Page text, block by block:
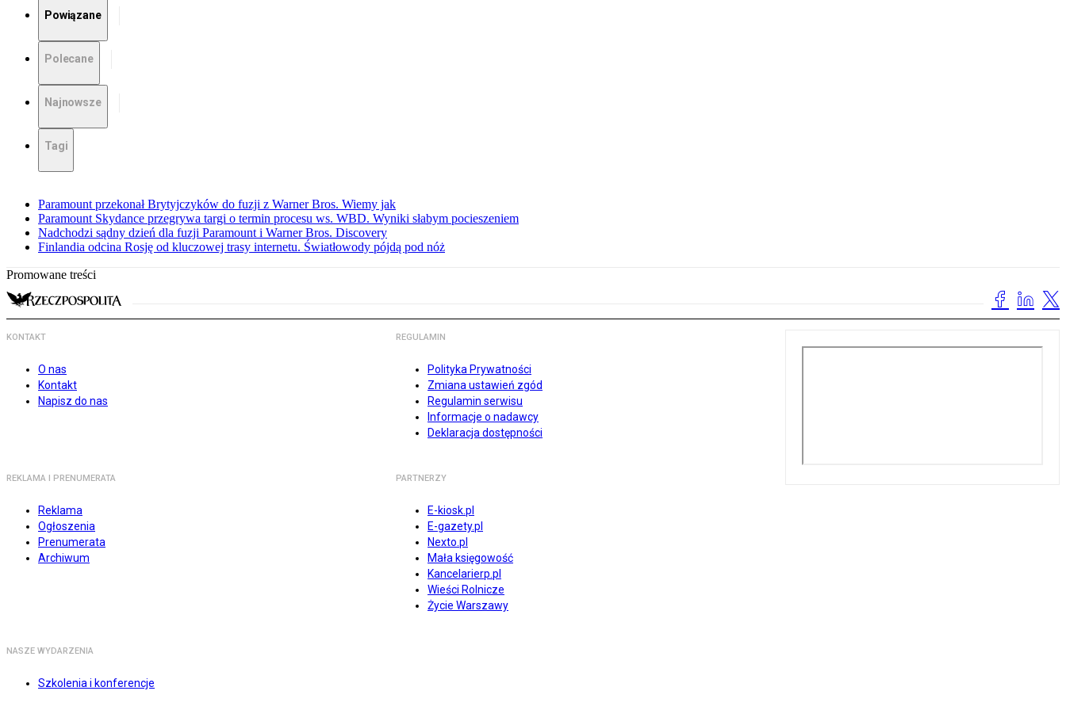
Powiązane
Polecane
Najnowsze
Tagi
Paramount przekonał Brytyjczyków do fuzji z Warner Bros. Wiemy jak
Paramount Skydance przegrywa targi o termin procesu ws. WBD. Wyniki słabym pocieszeniem
Nadchodzi sądny dzień dla fuzji Paramount i Warner Bros. Discovery
Finlandia odcina Rosję od kluczowej trasy internetu. Światłowody pójdą pod nóż
Promowane treści
KONTAKT
O nas
Kontakt
Napisz do nas
REGULAMIN
Polityka Prywatności
Zmiana ustawień zgód
Regulamin serwisu
Informacje o nadawcy
Deklaracja dostępności
REKLAMA I PRENUMERATA
Reklama
Ogłoszenia
Prenumerata
Archiwum
PARTNERZY
E-kiosk.pl
E-gazety.pl
Nexto.pl
Mała księgowość
Kancelarierp.pl
Wieści Rolnicze
Życie Warszawy
NASZE WYDARZENIA
Szkolenia i konferencje